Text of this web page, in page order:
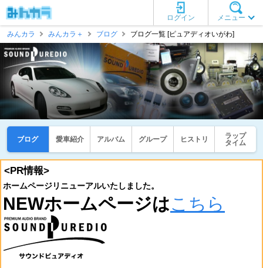
メニュー
ログイン
みんカラ
みんカラ＋ ブログ ブログ一覧 [ピュアディオいがわ]
ブログ 愛車紹介 アルバム グループ ヒストリ
ラップ
タイム
<PR情報>
ホームページリニューアルいたしました。
NEWホームページはこちら